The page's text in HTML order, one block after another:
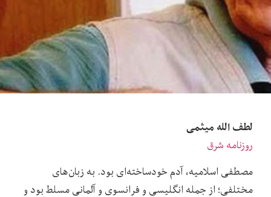
لطف الله میثمی
روزنامه شرق
مصطفی اسلامیه، آدم خودساخته‌ای بود. به زبان‌های
مختلفی؛ از جمله انگلیسی و فرانسوی و آلمانی مسلط بود و